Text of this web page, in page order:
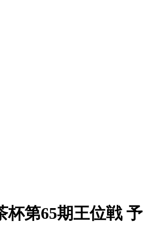
杯第65期王位戦 予